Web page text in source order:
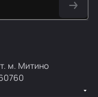
м. Митино